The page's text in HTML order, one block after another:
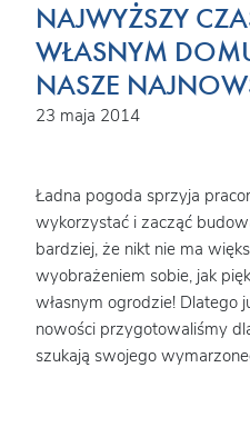
NAJWYŻSZY
WŁASNYM
NASZE
23 maja 2014
Ładna pogoda sprzyja
wykorzystać i zacząć
bardziej, że nikt nie ma
wyobrażeniem sobie, jak
własnym ogrodzie! Dlatego
nowości przygotowaliśmy
szukają swojego